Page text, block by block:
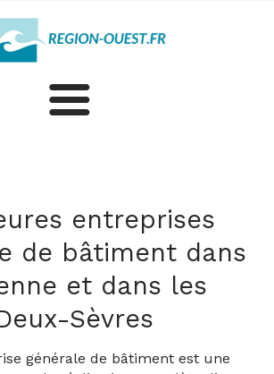
Rénovation
professionnels dans la Vienne et les
Deux-Sèvres
entreprises
de bâtiment dans
et dans les
Sèvres
générale de bâtiment est une